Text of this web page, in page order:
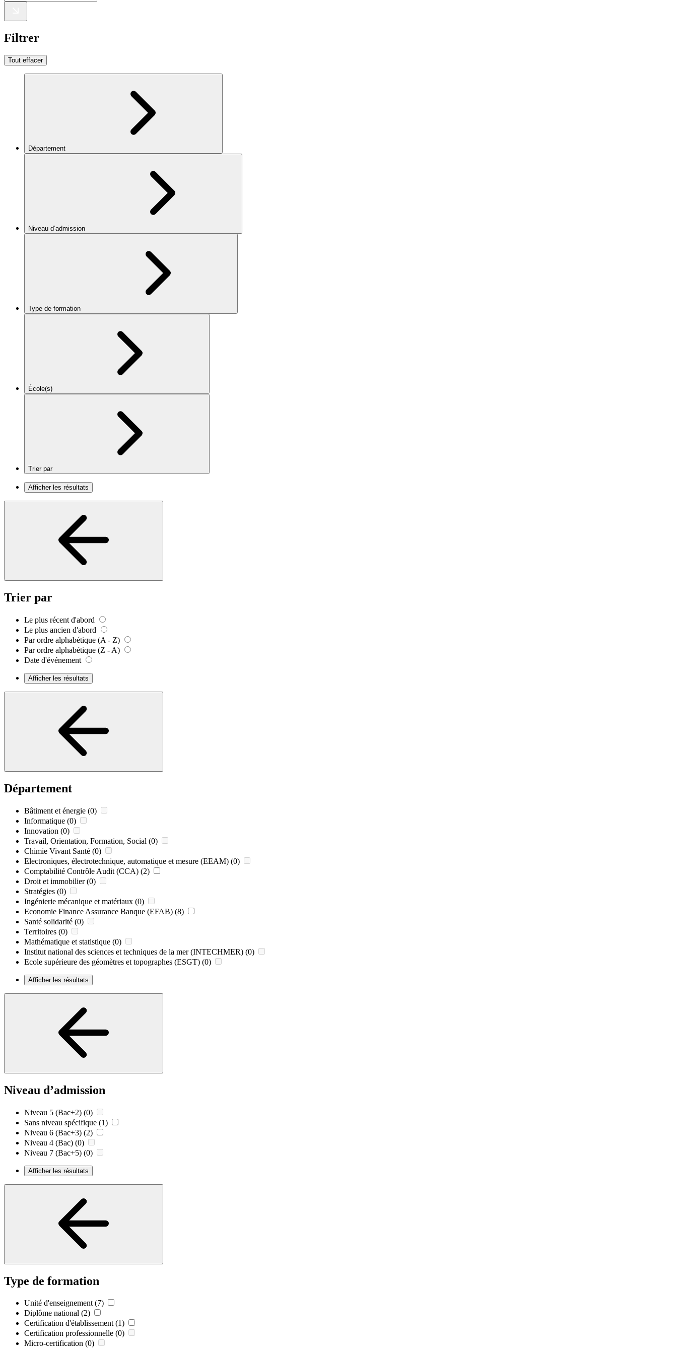
Filtrer
Tout effacer
Département
Niveau d’admission
Type de formation
École(s)
Trier par
Afficher les résultats
Trier par
Le plus récent d'abord
Le plus ancien d'abord
Par ordre alphabétique (A - Z)
Par ordre alphabétique (Z - A)
Date d'événement
Afficher les résultats
Département
Bâtiment et énergie (0)
Informatique (0)
Innovation (0)
Travail, Orientation, Formation, Social (0)
Chimie Vivant Santé (0)
Electroniques, électrotechnique, automatique et mesure (EEAM) (0)
Comptabilité Contrôle Audit (CCA) (2)
Droit et immobilier (0)
Stratégies (0)
Ingénierie mécanique et matériaux (0)
Economie Finance Assurance Banque (EFAB) (8)
Santé solidarité (0)
Territoires (0)
Mathématique et statistique (0)
Institut national des sciences et techniques de la mer (INTECHMER) (0)
Ecole supérieure des géomètres et topographes (ESGT) (0)
Afficher les résultats
Niveau d’admission
Niveau 5 (Bac+2) (0)
Sans niveau spécifique (1)
Niveau 6 (Bac+3) (2)
Niveau 4 (Bac) (0)
Niveau 7 (Bac+5) (0)
Afficher les résultats
Type de formation
Unité d'enseignement (7)
Diplôme national (2)
Certification d'établissement (1)
Certification professionnelle (0)
Micro-certification (0)